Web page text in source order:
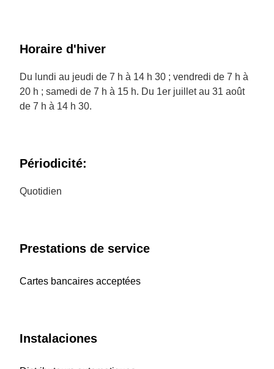
Horaire d'hiver
Du lundi au jeudi de 7 h à 14 h 30 ; vendredi de 7 h à
20 h ; samedi de 7 h à 15 h. Du 1er juillet au 31 août
de 7 h à 14 h 30.
Périodicité:
Quotidien
Prestations de service
Cartes bancaires acceptées
Instalaciones